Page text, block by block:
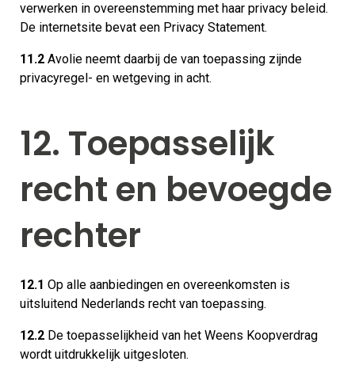
verwerken in overeenstemming met haar privacy beleid.
De internetsite bevat een Privacy Statement.
11.2 Avolie neemt daarbij de van toepassing zijnde
privacyregel- en wetgeving in acht.
12. Toepasselijk
recht en bevoegde
rechter
12.1 Op alle aanbiedingen en overeenkomsten is
uitsluitend Nederlands recht van toepassing.
12.2 De toepasselijkheid van het Weens Koopverdrag
wordt uitdrukkelijk uitgesloten.